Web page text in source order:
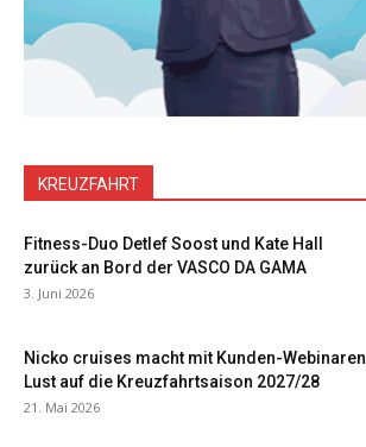
KREUZFAHRT
Fitness-Duo Detlef Soost und Kate Hall
zurück an Bord der VASCO DA GAMA
3. Juni 2026
Nicko cruises macht mit Kunden-Webinaren
Lust auf die Kreuzfahrtsaison 2027/28
21. Mai 2026